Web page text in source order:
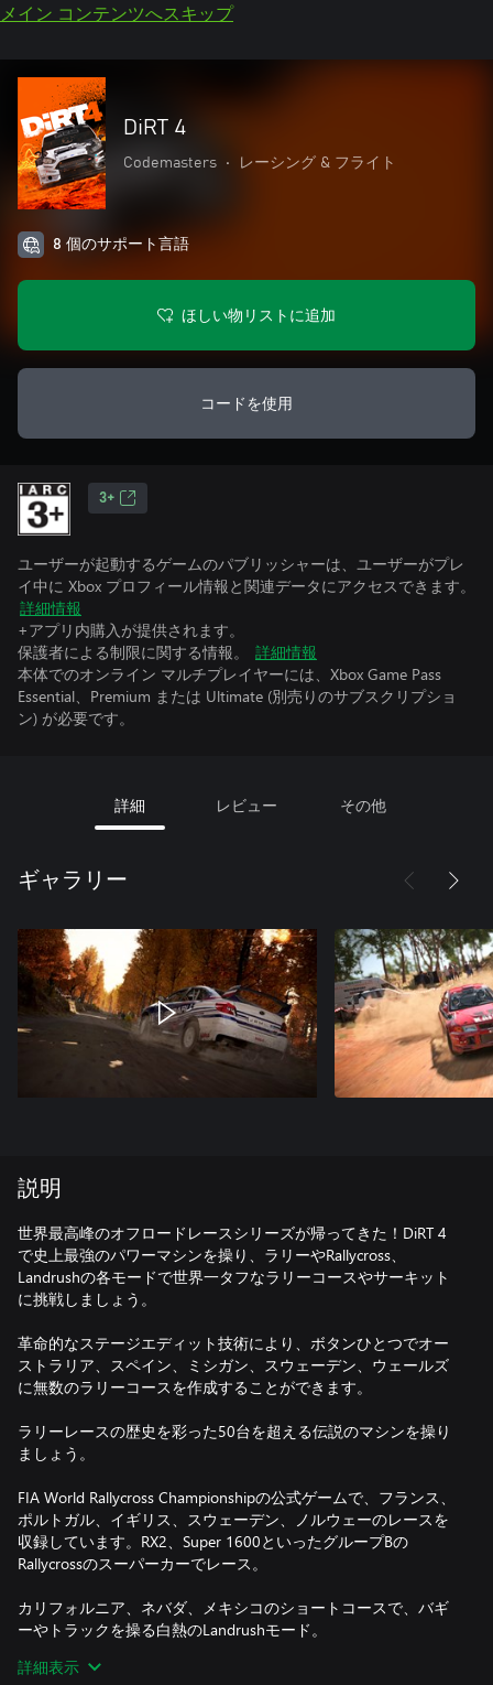
メイン コンテンツへスキップ
DiRT 4
Codemasters • レーシング & フライト
8 個のサポート言語
ほしい物リストに追加
コードを使用
3+
ユーザーが起動するゲームのパブリッシャーは、ユーザーがプレ
イ中に Xbox プロフィール情報と関連データにアクセスできます。
詳細情報
+アプリ内購入が提供されます。
保護者による制限に関する情報。
詳細情報
本体でのオンライン マルチプレイヤーには、Xbox Game Pass
Essential、Premium または Ultimate (別売りのサブスクリプショ
ン) が必要です。
詳細 レビュー その他
ギャラリー
説明
世界最高峰のオフロードレースシリーズが帰ってきた！DiRT 4
で史上最強のパワーマシンを操り、ラリーやRallycross、
Landrushの各モードで世界一タフなラリーコースやサーキット
に挑戦しましょう。
革命的なステージエディット技術により、ボタンひとつでオー
ストラリア、スペイン、ミシガン、スウェーデン、ウェールズ
に無数のラリーコースを作成することができます。
ラリーレースの歴史を彩った50台を超える伝説のマシンを操り
ましょう。
FIA World Rallycross Championshipの公式ゲームで、フランス、
ポルトガル、イギリス、スウェーデン、ノルウェーのレースを
収録しています。RX2、Super 1600といったグループBの
Rallycrossのスーパーカーでレース。
カリフォルニア、ネバダ、メキシコのショートコースで、バギ
ーやトラックを操る白熱のLandrushモード。
DiRTアカデミーでスキルを磨いて、ラリーレースを存分に堪能
詳細表示